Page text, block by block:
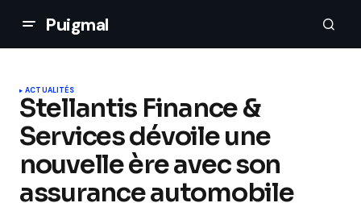
Puigmal
ACTUALITÉS
Stellantis Finance &
Services dévoile une
nouvelle ère avec son
assurance automobile